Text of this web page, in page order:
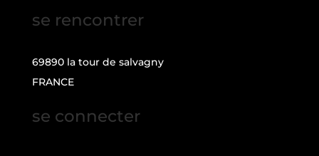
se rencontrer
69890 la tour de salvagny
FRANCE
se connecter